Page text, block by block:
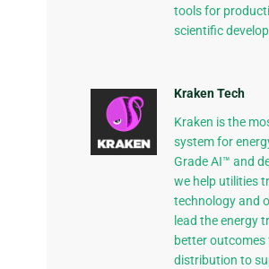
tools for
scientific
Kraken Tech
Kraken is the
system for
Grade AI™ and
we help utilities
technology and
lead the energy
better
distribution to